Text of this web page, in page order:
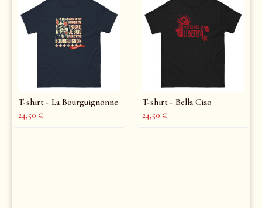
T-shirt - La Bourguignonne
24,50 €
T-shirt - Bella Ciao
24,50 €